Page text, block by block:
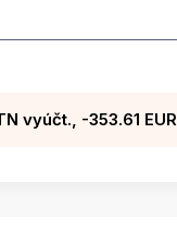
vyúčt., -353.61 EUR